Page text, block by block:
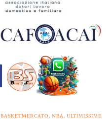
BASKETMERCATO, NBA, ULTIMISSIME